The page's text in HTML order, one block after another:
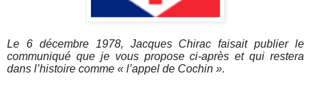
Le 6 décembre 1978, Jacques Chirac faisait publier le
communiqué que je vous propose ci-après et qui restera
dans l’histoire comme « l’appel de Cochin ».